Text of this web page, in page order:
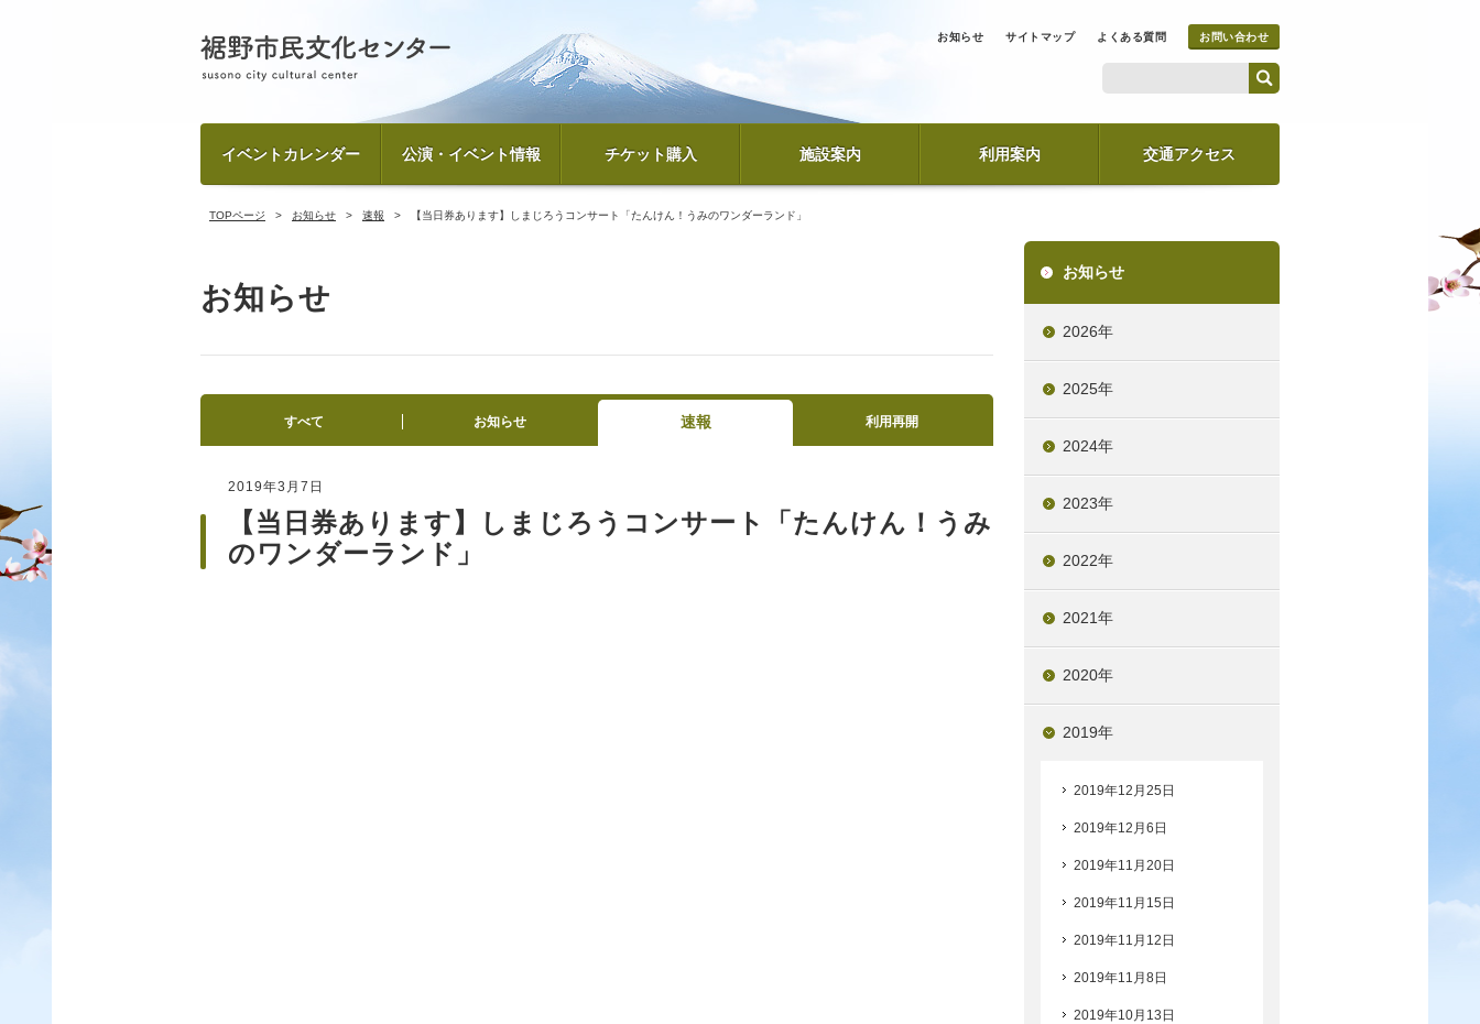
お知らせ サイトマップ よくある質問 お問い合わせ
イベントカレンダー 公演・イベント情報 チケット購入 施設案内 利用案内 交通アクセス
TOPページ お知らせ 速報 【当日券あります】しまじろうコンサート「たんけん！うみのワンダーランド」
お知らせ
すべて お知らせ 速報 利用再開
2019年3月7日
【当日券あります】しまじろうコンサート「たんけん！うみ
のワンダーランド」
お知らせ
2026年
2025年
2024年
2023年
2022年
2021年
2020年
2019年
2019年12月25日
2019年12月6日
2019年11月20日
2019年11月15日
2019年11月12日
2019年11月8日
2019年10月13日